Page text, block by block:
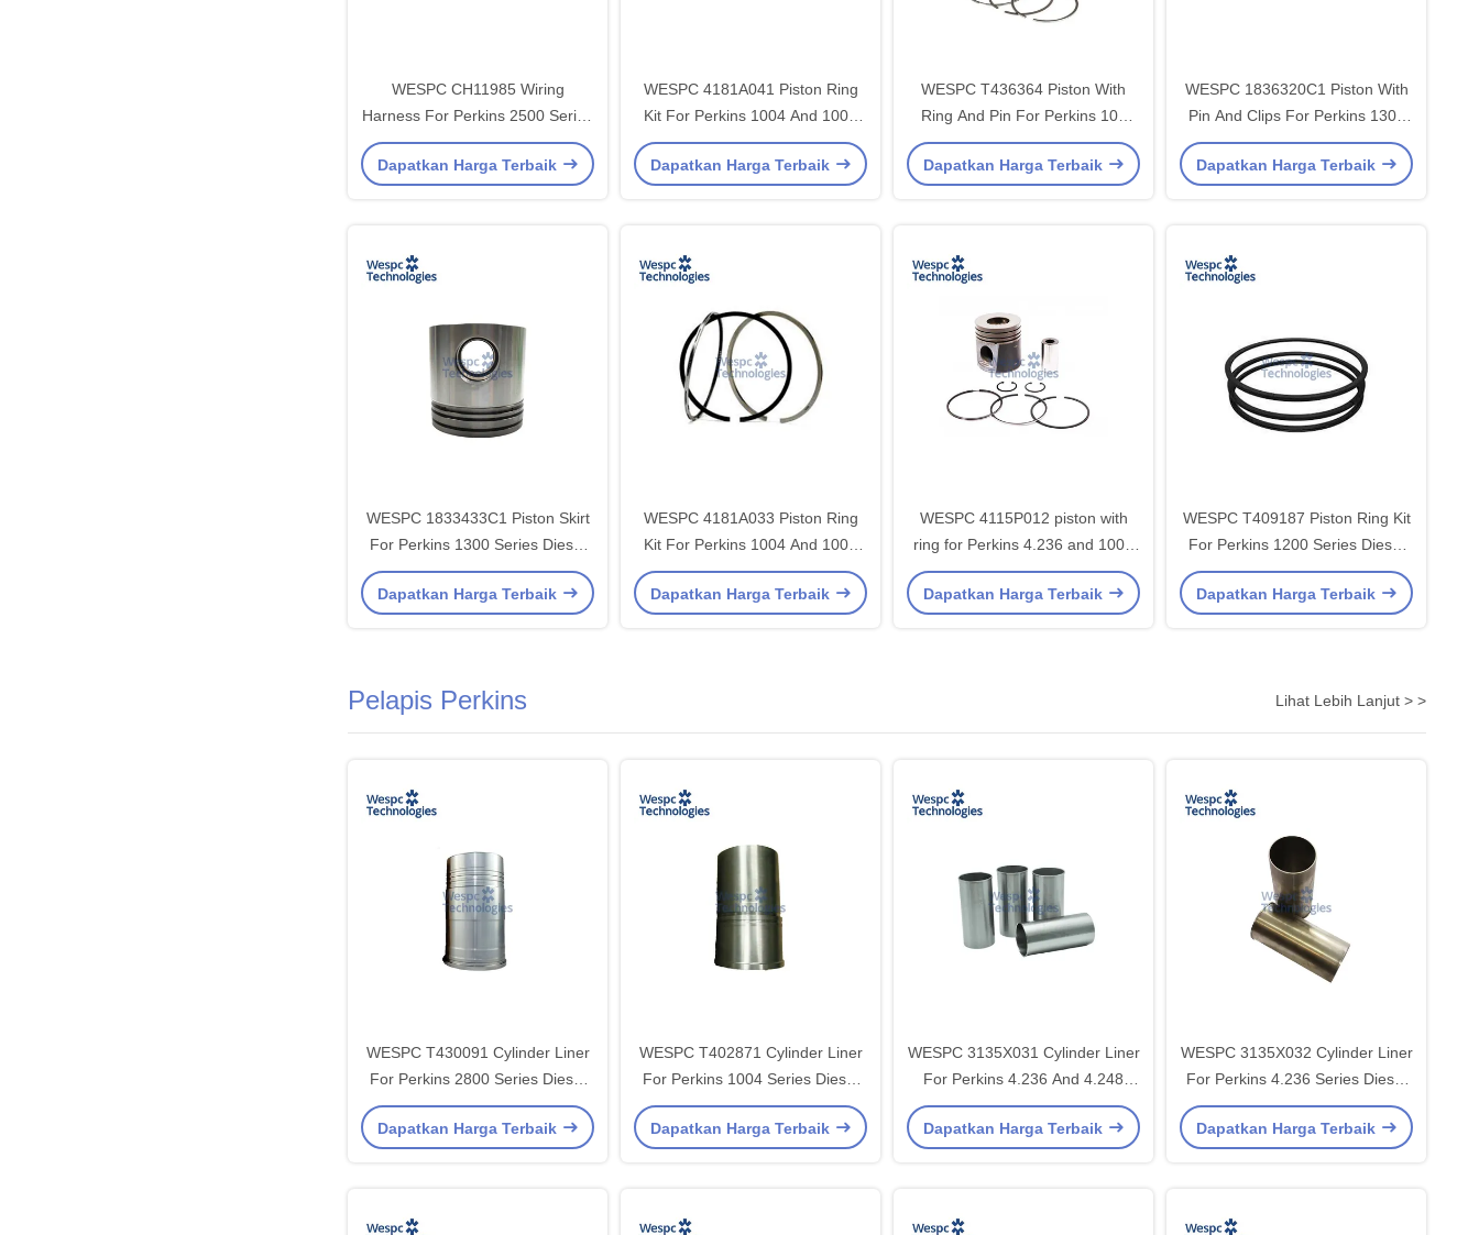
WESPC CH11985 Wiring
Harness For Perkins 2500 Series
Diesel Engines
Dapatkan Harga Terbaik
WESPC 4181A041 Piston Ring
Kit For Perkins 1004 And 1006
Series Diesel Engines
Dapatkan Harga Terbaik
WESPC T436364 Piston With
Ring And Pin For Perkins 100
And 400 Series Diesel Engines
Dapatkan Harga Terbaik
WESPC 1836320C1 Piston With
Pin And Clips For Perkins 1300
Series Diesel Engines
Dapatkan Harga Terbaik
WESPC 1833433C1 Piston Skirt
For Perkins 1300 Series Diesel
Engines
Dapatkan Harga Terbaik
WESPC 4181A033 Piston Ring
Kit For Perkins 1004 And 1006
Series Diesel Engines
Dapatkan Harga Terbaik
WESPC 4115P012 piston with
ring for Perkins 4.236 and 1004
Series diesel engines
Dapatkan Harga Terbaik
WESPC T409187 Piston Ring Kit
For Perkins 1200 Series Diesel
Engines
Dapatkan Harga Terbaik
Pelapis Perkins Lihat Lebih Lanjut > >
WESPC T430091 Cylinder Liner
For Perkins 2800 Series Diesel
Engines
Dapatkan Harga Terbaik
WESPC T402871 Cylinder Liner
For Perkins 1004 Series Diesel
Engines
Dapatkan Harga Terbaik
WESPC 3135X031 Cylinder Liner
For Perkins 4.236 And 4.248
Series Diesel Engines
Dapatkan Harga Terbaik
WESPC 3135X032 Cylinder Liner
For Perkins 4.236 Series Diesel
Engines
Dapatkan Harga Terbaik